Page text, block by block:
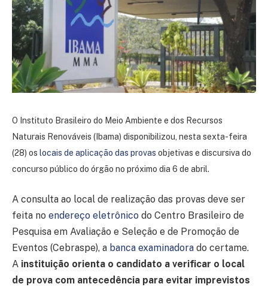
O Instituto Brasileiro do Meio Ambiente e dos Recursos
Naturais Renováveis (Ibama) disponibilizou, nesta sexta-feira
(28) os locais de aplicação das provas objetivas e discursiva do
concurso público do órgão no próximo dia 6 de abril.
A consulta ao local de realização das provas deve ser
feita no endereço eletrônico do Centro Brasileiro de
Pesquisa em Avaliação e Seleção e de Promoção de
Eventos (Cebraspe), a banca examinadora do certame.
A instituição orienta o candidato a verificar o local
de prova com antecedência para evitar imprevistos